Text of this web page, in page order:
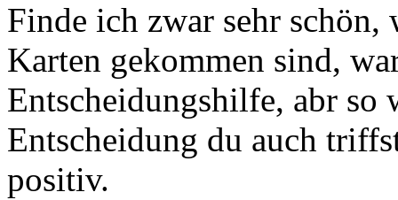
Finde ich zwar sehr
Karten gekommen sind,
Entscheidungshilfe, abr so
Entscheidung du auch
positiv.